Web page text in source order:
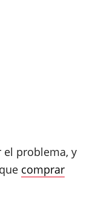
el problema, y
comprar